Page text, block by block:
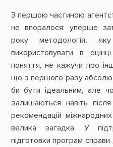
З першою частиною
не впоралося: уперше
року методологія,
використовувати в
поняття, не кажучи про
що з першого разу
би бути ідеальним, але
залишаються навіть
рекомендацій
велика загадка. У
підготовки програм